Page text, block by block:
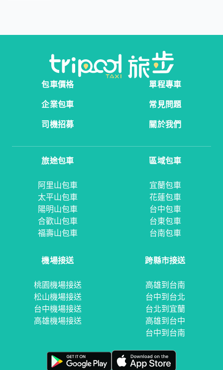
包車價格
單程專車
企業包車
常見問題
司機招募
關於我們
旅途包車
阿里山包車
太平山包車
陽明山包車
合歡山包車
福壽山包車
區域包車
宜蘭包車
花蓮包車
台中包車
台東包車
台南包車
機場接送
桃園機場接送
松山機場接送
台中機場接送
高雄機場接送
跨縣市接送
高雄到台南
台中到台北
台北到宜蘭
高雄到台中
台中到台南